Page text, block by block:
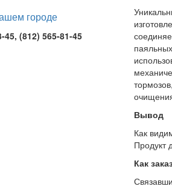
45, (812) 565-81-45
Вывод
Как
Продукт
Как